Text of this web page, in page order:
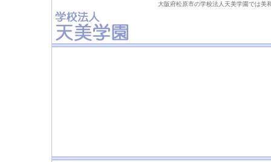
大阪府松原市の学校法人天美学園では美